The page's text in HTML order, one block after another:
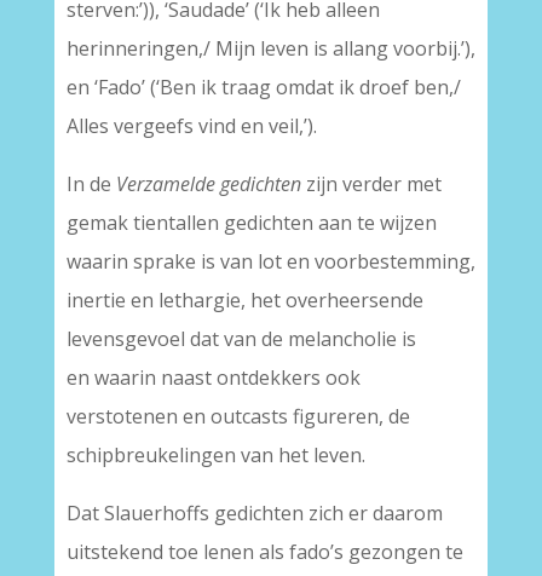
sterven:’)), ‘Saudade’ (‘Ik heb alleen
herinneringen,/ Mijn leven is allang voorbij.’),
en ‘Fado’ (‘Ben ik traag omdat ik droef ben,/
Alles vergeefs vind en veil,’).
In de Verzamelde gedichtenzijn verder met
gemak tientallen gedichten aan te wijzen
waarin sprake is van lot en voorbestemming,
inertie en lethargie, het overheersende
levensgevoel dat van de melancholie is
en waarin naast ontdekkers ook
verstotenen en outcasts figureren, de
schipbreukelingen van het leven.
Dat Slauerhoffs gedichten zich er daarom
uitstekend toe lenen als fado’s gezongen te